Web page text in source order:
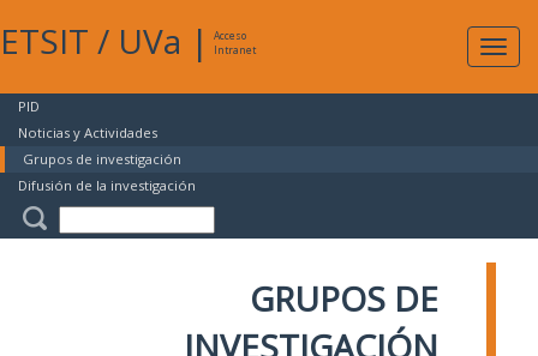
ETSIT / UVa |
Acceso
Intranet
PID
Noticias y Actividades
Grupos de investigación
Difusión de la investigación
GRUPOS DE
INVESTIGACIÓN